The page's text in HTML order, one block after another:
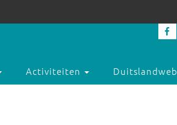
Activiteiten Duitslandweb